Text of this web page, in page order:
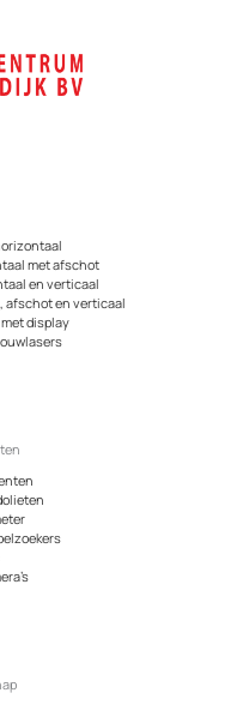
met afschot
en verticaal
afschot en verticaal
display